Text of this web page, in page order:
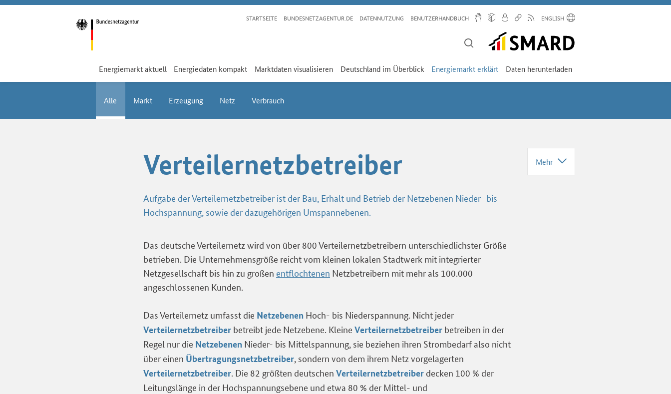
STARTSEITE BUNDESNETZAGENTUR.DE DATENNUTZUNG BENUTZERHANDBUCH ENGLISH
Energiemarkt aktuell Energiedaten kompakt Marktdaten visualisieren Deutschland im Überblick Energiemarkt erklärt Daten herunterladen
Alle Markt Erzeugung Netz Verbrauch
Verteilernetzbetreiber Mehr
Aufgabe der Verteilernetzbetreiber ist der Bau, Erhalt und Betrieb der Netzebenen Nieder- bis
Hochspannung, sowie der dazugehörigen Umspannebenen.
Das deutsche Verteilernetz wird von über 800 Verteilernetzbetreibern unterschiedlichster Größe
betrieben. Die Unternehmensgröße reicht vom kleinen lokalen Stadtwerk mit integrierter
Netzgesellschaft bis hin zu großen entflochtenen Netzbetreibern mit mehr als 100.000
angeschlossenen Kunden.
Das Verteilernetz umfasst die Netzebenen Hoch- bis Niederspannung. Nicht jeder
Verteilernetzbetreiber betreibt jede Netzebene. Kleine Verteilernetzbetreiber betreiben in der
Regel nur die Netzebenen Nieder- bis Mittelspannung, sie beziehen ihren Strombedarf also nicht
über einen Übertragungsnetzbetreiber, sondern von dem ihrem Netz vorgelagerten
Verteilernetzbetreiber. Die 82 größten deutschen Verteilernetzbetreiber decken 100 % der
Leitungslänge in der Hochspannungsebene und etwa 80 % der Mittel- und